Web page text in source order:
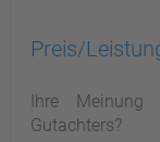
Preis/
Ihre Meinung
Gutachters?